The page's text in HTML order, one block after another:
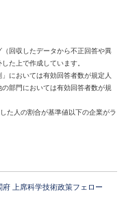
回収したデータから不正回答や異
た上で作成しています。
においては有効回答者数が規定人
部門においては有効回答者数が規
た人の割合が基準値以下の企業がラ
上席科学技術政策フェロー